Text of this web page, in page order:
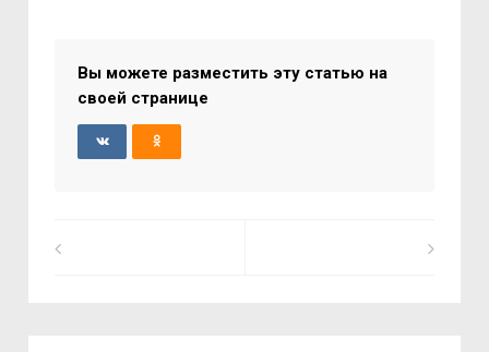
Вы можете разместить эту статью на
своей странице